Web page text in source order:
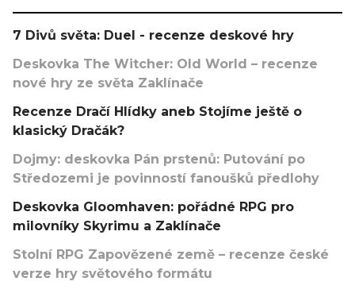
7 Divů světa: Duel - recenze deskové hry
Deskovka The Witcher: Old World – recenze
nové hry ze světa Zaklínače
Recenze Dračí Hlídky aneb Stojíme ještě o
klasický Dračák?
Dojmy: deskovka Pán prstenů: Putování po
Středozemi je povinností fanoušků předlohy
Deskovka Gloomhaven: pořádné RPG pro
milovníky Skyrimu a Zaklínače
Stolní RPG Zapovězené země – recenze české
verze hry světového formátu